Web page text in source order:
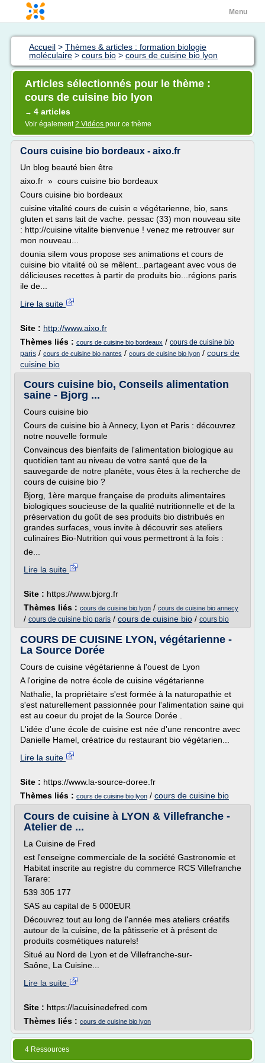
Menu
Accueil > Thèmes & articles : formation biologie
moléculaire > cours bio > cours de cuisine bio lyon
Articles sélectionnés pour le thème :
cours de cuisine bio lyon
→ 4 articles
Voir également2 Vidéos pour ce thème
Cours cuisine bio bordeaux - aixo.fr
Un blog beauté bien être
aixo.fr » cours cuisine bio bordeaux
Cours cuisine bio bordeaux
cuisine vitalité cours de cuisin e végétarienne, bio, sans
gluten et sans lait de vache. pessac (33) mon nouveau site
: http://cuisine vitalite bienvenue ! venez me retrouver sur
mon nouveau...
dounia silem vous propose ses animations et cours de
cuisine bio vitalité où se mêlent...partageant avec vous de
délicieuses recettes à partir de produits bio...régions paris
ile de...
Lire la suite
Site : http://www.aixo.fr
Thèmes liés : cours de cuisine bio bordeaux / cours de cuisine bio
paris / cours de cuisine bio nantes / cours de cuisine bio lyon / cours de
cuisine bio
Cours cuisine bio, Conseils alimentation
saine - Bjorg ...
Cours cuisine bio
Cours de cuisine bio à Annecy, Lyon et Paris : découvrez
notre nouvelle formule
Convaincus des bienfaits de l'alimentation biologique au
quotidien tant au niveau de votre santé que de la
sauvegarde de notre planète, vous êtes à la recherche de
cours de cuisine bio ?
Bjorg, 1ère marque française de produits alimentaires
biologiques soucieuse de la qualité nutritionnelle et de la
préservation du goût de ses produits bio distribués en
grandes surfaces, vous invite à découvrir ses ateliers
culinaires Bio-Nutrition qui vous permettront à la fois :
de...
Lire la suite
Site : https://www.bjorg.fr
Thèmes liés : cours de cuisine bio lyon / cours de cuisine bio annecy
/ cours de cuisine bio paris / cours de cuisine bio / cours bio
COURS DE CUISINE LYON, végétarienne -
La Source Dorée
Cours de cuisine végétarienne à l'ouest de Lyon
A l'origine de notre école de cuisine végétarienne
Nathalie, la propriétaire s'est formée à la naturopathie et
s'est naturellement passionnée pour l'alimentation saine qui
est au coeur du projet de la Source Dorée .
L'idée d'une école de cuisine est née d'une rencontre avec
Danielle Hamel, créatrice du restaurant bio végétarien...
Lire la suite
Site : https://www.la-source-doree.fr
Thèmes liés : cours de cuisine bio lyon / cours de cuisine bio
Cours de cuisine à LYON & Villefranche -
Atelier de ...
La Cuisine de Fred
est l'enseigne commerciale de la société Gastronomie et
Habitat inscrite au registre du commerce RCS Villefranche
Tarare:
539 305 177
SAS au capital de 5 000EUR
Découvrez tout au long de l'année mes ateliers créatifs
autour de la cuisine, de la pâtisserie et à présent de
produits cosmétiques naturels!
Situé au Nord de Lyon et de Villefranche-sur-
Saône, La Cuisine...
Lire la suite
Site : https://lacuisinedefred.com
Thèmes liés : cours de cuisine bio lyon
4 Ressources